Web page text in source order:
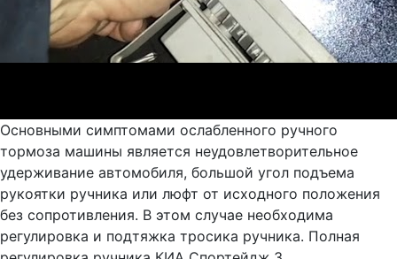
Основными симптомами ослабленного ручного
тормоза машины является неудовлетворительное
удерживание автомобиля, большой угол подъема
рукоятки ручника или люфт от исходного положения
без сопротивления. В этом случае необходима
регулировка и подтяжка тросика ручника. Полная